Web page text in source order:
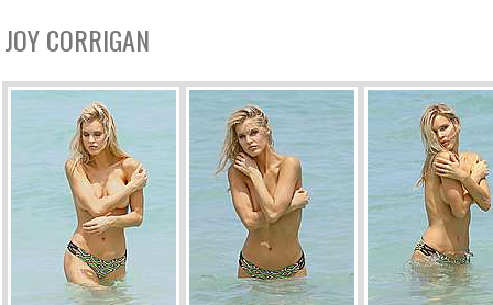
JOY CORRIGAN